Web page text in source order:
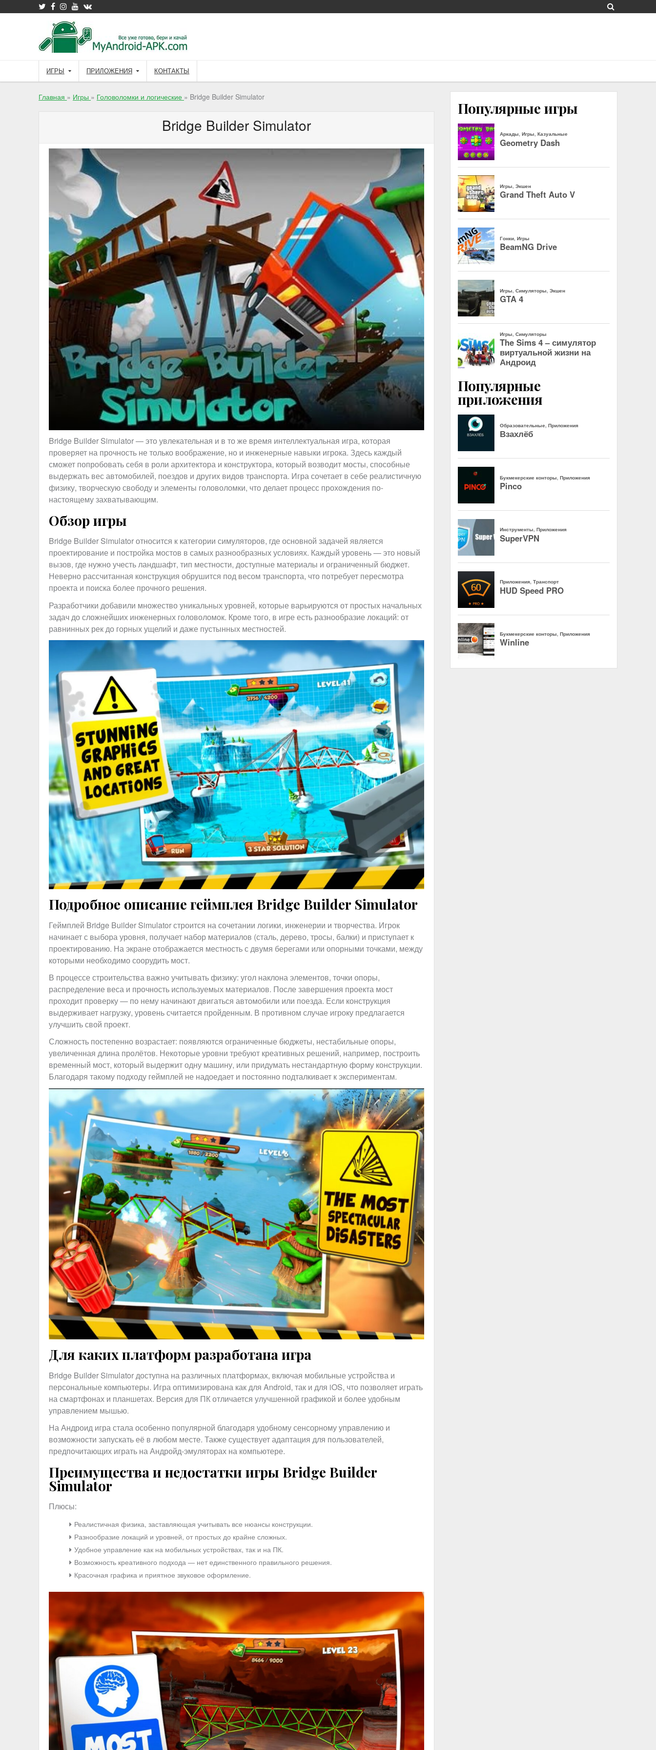
to
ИГРЫ ПРИЛОЖЕНИЯ КОНТАКТЫ
Главная » Игры » Головоломки и логические » Bridge Builder Simulator
Bridge Builder Simulator
Bridge Builder Simulator — это увлекательная и в то же время интеллектуальная игра, которая
проверяет на прочность не только воображение, но и инженерные навыки игрока. Здесь каждый
сможет попробовать себя в роли архитектора и конструктора, который возводит мосты, способные
выдержать вес автомобилей, поездов и других видов транспорта. Игра сочетает в себе реалистичную
физику, творческую свободу и элементы головоломки, что делает процесс прохождения по-
настоящему захватывающим.
Обзор игры
Bridge Builder Simulator относится к категории симуляторов, где основной задачей является
проектирование и постройка мостов в самых разнообразных условиях. Каждый уровень — это новый
вызов, где нужно учесть ландшафт, тип местности, доступные материалы и ограниченный бюджет.
Неверно рассчитанная конструкция обрушится под весом транспорта, что потребует пересмотра
проекта и поиска более прочного решения.
Разработчики добавили множество уникальных уровней, которые варьируются от простых начальных
задач до сложнейших инженерных головоломок. Кроме того, в игре есть разнообразие локаций: от
равнинных рек до горных ущелий и даже пустынных местностей.
Подробное описание геймплея Bridge Builder Simulator
Геймплей Bridge Builder Simulator строится на сочетании логики, инженерии и творчества. Игрок
начинает с выбора уровня, получает набор материалов (сталь, дерево, тросы, балки) и приступает к
проектированию. На экране отображается местность с двумя берегами или опорными точками, между
которыми необходимо соорудить мост.
В процессе строительства важно учитывать физику: угол наклона элементов, точки опоры,
распределение веса и прочность используемых материалов. После завершения проекта мост
проходит проверку — по нему начинают двигаться автомобили или поезда. Если конструкция
выдерживает нагрузку, уровень считается пройденным. В противном случае игроку предлагается
улучшить свой проект.
Сложность постепенно возрастает: появляются ограниченные бюджеты, нестабильные опоры,
увеличенная длина пролётов. Некоторые уровни требуют креативных решений, например, построить
временный мост, который выдержит одну машину, или придумать нестандартную форму конструкции.
Благодаря такому подходу геймплей не надоедает и постоянно подталкивает к экспериментам.
Для каких платформ разработана игра
Bridge Builder Simulator доступна на различных платформах, включая мобильные устройства и
персональные компьютеры. Игра оптимизирована как для Android, так и для iOS, что позволяет играть
на смартфонах и планшетах. Версия для ПК отличается улучшенной графикой и более удобным
управлением мышью.
На Андроид игра стала особенно популярной благодаря удобному сенсорному управлению и
возможности запускать её в любом месте. Также существует адаптация для пользователей,
предпочитающих играть на Андройд-эмуляторах на компьютере.
Преимущества и недостатки игры Bridge Builder
Simulator
Плюсы:
Реалистичная физика, заставляющая учитывать все нюансы конструкции.
Разнообразие локаций и уровней, от простых до крайне сложных.
Удобное управление как на мобильных устройствах, так и на ПК.
Возможность креативного подхода — нет единственного правильного решения.
Красочная графика и приятное звуковое оформление.
Популярные игры
Популярные
приложения